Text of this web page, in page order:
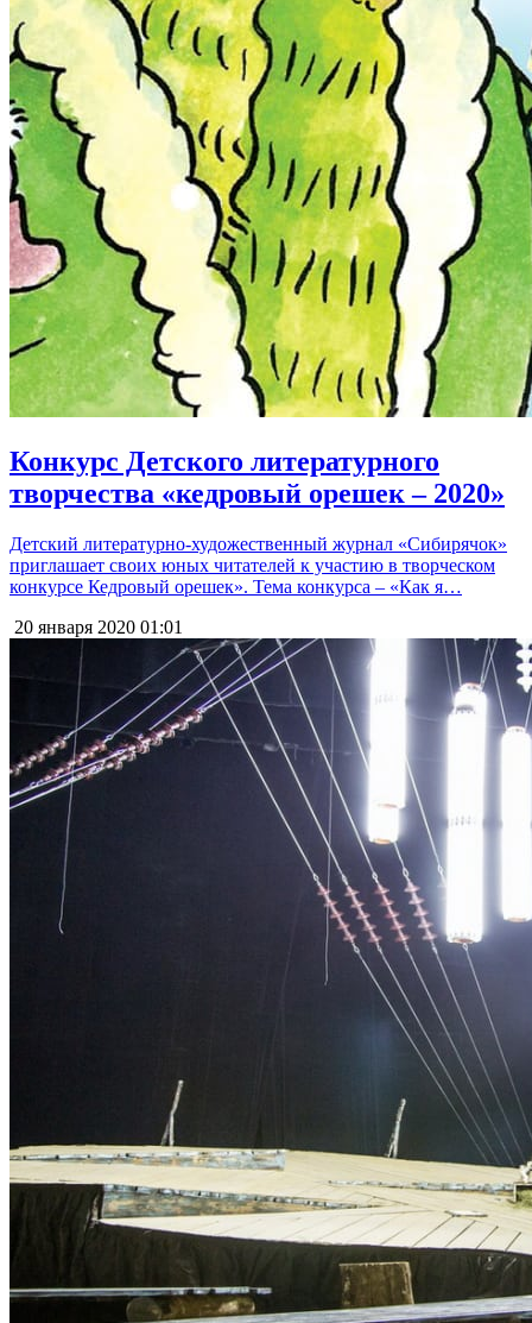
Конкурс Детского литературного
творчества «кедровый орешек – 2020»
Детский литературно-художественный журнал «Сибирячок»
приглашает своих юных читателей к участию в творческом
конкурсе Кедровый орешек». Тема конкурса – «Как я…
20 января 2020 01:01